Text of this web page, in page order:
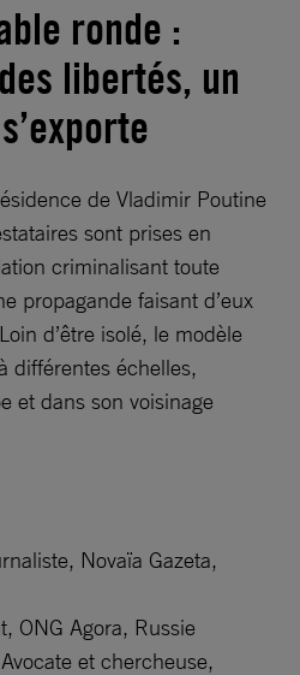
ronde :
libertés, un
de Vladimir Poutine
sont prises en
criminalisant toute
propagande faisant d’eux
d’être isolé, le modèle
différentes échelles,
et dans son voisinage
Novaïa Gazeta,
ONG Agora, Russie
et chercheuse,